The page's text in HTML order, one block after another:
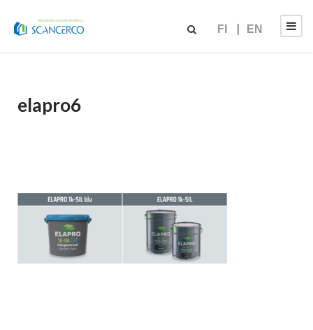
FI EN
elapro6